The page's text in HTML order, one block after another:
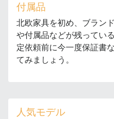
付属品
北欧家具を初め、ブラン
や付属品などが残ってい
定依頼前に今一度保証書
てみましょう。
人気モデル